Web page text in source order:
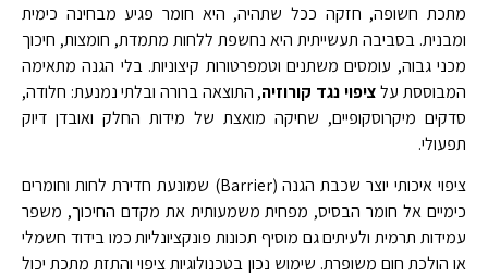
מתכת חשופה, חזקה ככל שתהיה, היא חומר פגיע מבחינה כימית
ומבנית. בסביבה תעשייתית היא נחשפת ללחות מתמדת, חומצות, חיכוך
מכני גבוה, עומסים משתנים וטמפרטורות קיצוניות. בלי הגנה מתאימה
המבוססת עלציפוי נגד קורוזיה, התוצאה ברורה ובלתי נמנעת: חלודה,
סדקים מיקרוסקופיים, שחיקה מואצת של מידות החלק ואובדן דיוק
תפעולי.
ציפוי איכותי יוצר שכבת הגנה (Barrier) שמונעת חדירת לחות וחומרים
כימיים אל חומר הבסיס, מפחית משמעותית את מקדם החיכוך, משפר
עמידות תרמית ולעיתים גם מוסיף תכונות פונקציונליות כמו בידוד חשמלי
או הולכת חום משופרת. שימוש נכון בטכנולוגיות ציפוי והתזת מתכת יכול